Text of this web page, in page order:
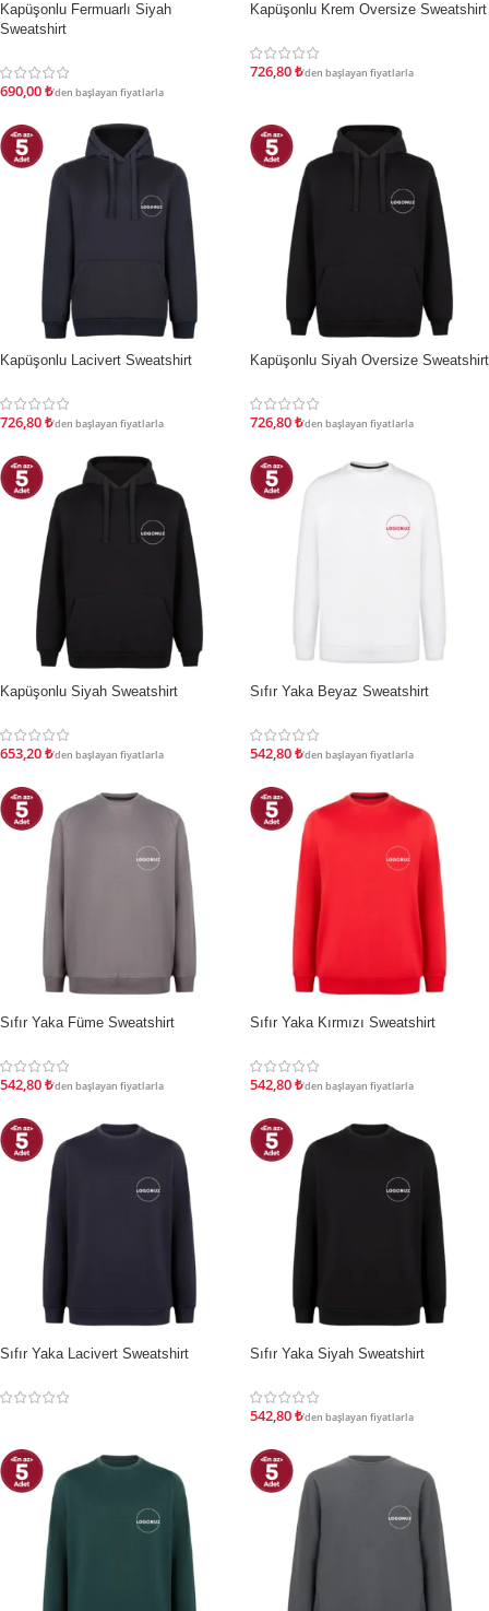
İNDIRIM
Kapüşonlu Fermuarlı Siyah
Sweatshirt
690,00₺'den başlayan fiyatlarla
İNDIRIM
Kapüşonlu Krem Oversize Sweatshirt
726,80₺'den başlayan fiyatlarla
İNDIRIM
Kapüşonlu Lacivert Sweatshirt
726,80₺'den başlayan fiyatlarla
İNDIRIM
Kapüşonlu Siyah Oversize Sweatshirt
726,80₺'den başlayan fiyatlarla
İNDIRIM
Kapüşonlu Siyah Sweatshirt
653,20₺'den başlayan fiyatlarla
İNDIRIM
Sıfır Yaka Beyaz Sweatshirt
542,80₺'den başlayan fiyatlarla
İNDIRIM
Sıfır Yaka Füme Sweatshirt
542,80₺'den başlayan fiyatlarla
İNDIRIM
Sıfır Yaka Kırmızı Sweatshirt
542,80₺'den başlayan fiyatlarla
STOKTA YOK
Sıfır Yaka Lacivert Sweatshirt İNDIRIM
Sıfır Yaka Siyah Sweatshirt
542,80₺'den başlayan fiyatlarla